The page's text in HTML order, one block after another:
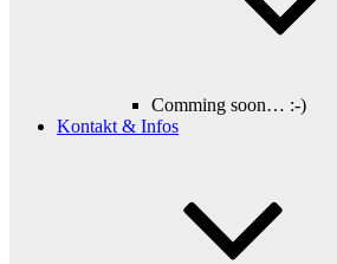
Comming soon… :-)
Kontakt & Infos